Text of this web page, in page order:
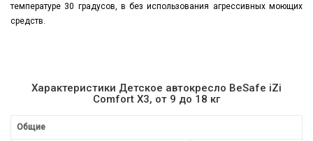
температуре 30 градусов, в без использования агрессивных моющих
средств.
Характеристики Детское автокресло BeSafe iZi
Comfort X3, от 9 до 18 кг
Общие